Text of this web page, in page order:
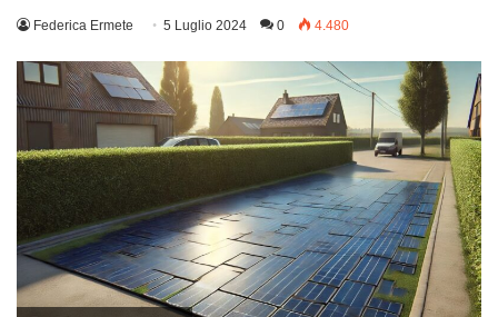
Federica Ermete 5 Luglio 2024 0 4.480